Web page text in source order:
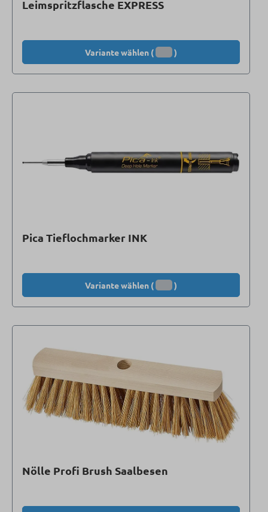
Leimspritzflasche EXPRESS
Variante wählen ( )
Pica Tieflochmarker INK
Variante wählen ( )
Nölle Profi Brush Saalbesen